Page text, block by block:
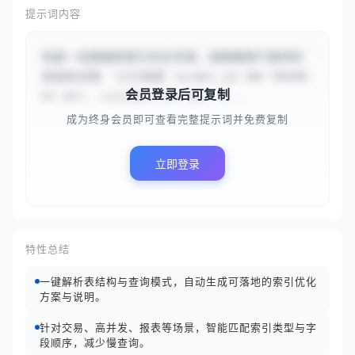
提示词内容
RY KEY, customer_id INT, o...
会员登录后可复制
成为终身会员即可查看完整提示词并免费复制
立即登录
特性总结
一键解析表结构与查询模式，自动生成可落地的索引优化
方案与说明。
针对交易、高并发、报表等场景，智能匹配索引类型与字
段顺序，减少慢查询。